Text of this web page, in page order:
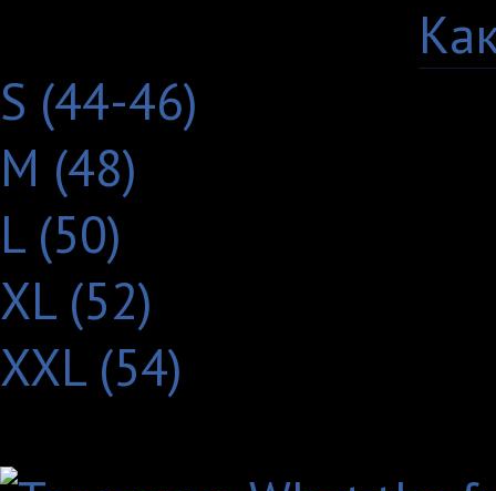
S (44-46)
M (48)
L (50)
XL (52)
XXL (54)